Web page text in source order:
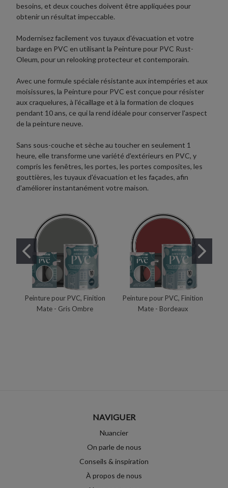
besoins, et deux couches doivent être appliquées pour
obtenir un résultat impeccable.
Modernisez facilement vos tuyaux d'évacuation et votre
bardage en PVC en utilisant la Peinture pour PVC Rust-
Oleum, pour un relooking protecteur et contemporain.
Avec une formule spéciale résistante aux intempéries et aux
moisissures, la Peinture pour PVC est conçue pour résister
aux craquelures, à l'écaillage et à la formation de cloques
pendant 10 ans, ce qui la rend idéale pour conserver l'aspect
de la peinture neuve.
Sans sous-couche et sèche au toucher en seulement 1
heure, elle transforme une variété d'extérieurs en PVC, y
compris les fenêtres, les portes, les portes composites, les
gouttières, les tuyaux d'évacuation et les façades, afin
d'améliorer instantanément votre maison.
Peinture pour PVC, Finition
Mate - Gris Ombre
Peinture pour PVC, Finition
Mate - Bordeaux
NAVIGUER
Nuancier
On parle de nous
Conseils & inspiration
À propos de nous